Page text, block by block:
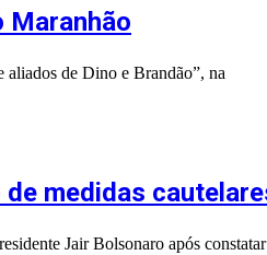
Maranhão
de Dino e Brandão”, na
medidas
Jair Bolsonaro após